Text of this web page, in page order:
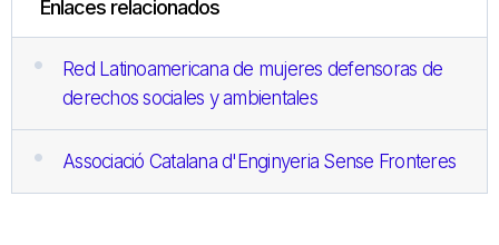
Enlaces relacionados
Red Latinoamericana de mujeres defensoras de
derechos sociales y ambientales
Associació Catalana d'Enginyeria Sense Fronteres